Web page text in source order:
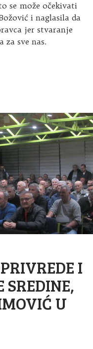
se može očekivati
i naglasila da
jer stvaranje
za sve nas.
I
SREDINE,
U